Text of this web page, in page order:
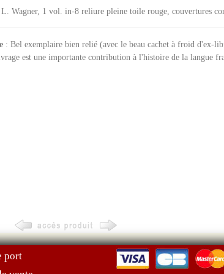
L. Wagner, 1 vol. in-8 reliure pleine toile rouge, couvertures
: Bel exemplaire bien relié (avec le beau cachet à froid d'ex-
est une importante contribution à l'histoire de la langue
port